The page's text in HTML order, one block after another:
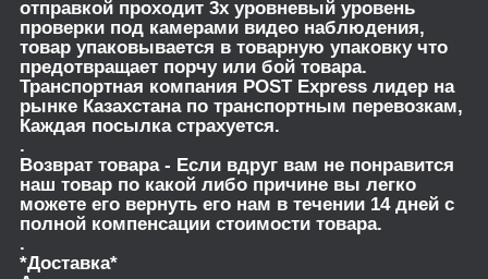
отправкой проходит 3х уровневый уровень
проверки под камерами видео наблюдения,
товар упаковывается в товарную упаковку что
предотвращает порчу или бой товара.
Транспортная компания POST Express лидер на
рынке Казахстана по транспортным перевозкам,
Каждая посылка страхуется.
.
Возврат товара- Если вдруг вам не понравится
наш товар по какой либо причине вы легко
можете его вернуть его нам в течении 14 дней с
полной компенсации стоимости товара.
.
*Доставка*